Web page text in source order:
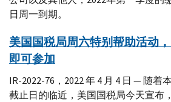
日周一到期。
美国国税局周六特别帮助活动
即可参加
IR-2022-76，2022 年 4 月 4 日 — 随着
截止日的临近，美国国税局今天宣布